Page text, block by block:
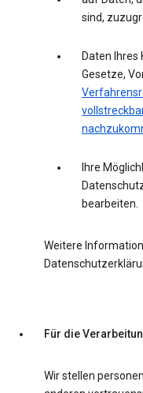
sind,
Daten
Gesetze,
Ihre
bearbeiten.
Weitere
Für die
Wir stellen